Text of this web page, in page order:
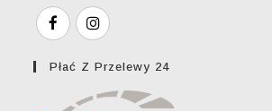
Płać Z Przelewy 24